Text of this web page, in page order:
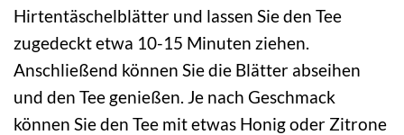
Hirtentäschelblätter und lassen Sie den Tee
zugedeckt etwa 10-15 Minuten ziehen.
Anschließend können Sie die Blätter abseihen
und den Tee genießen. Je nach Geschmack
können Sie den Tee mit etwas Honig oder Zitrone